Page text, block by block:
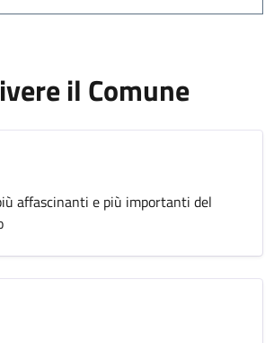
il Comune
affascinanti e più importanti del